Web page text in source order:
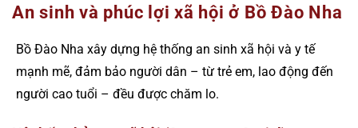
An sinh và phúc lợi xã hội ở Bồ Đào Nha
Bồ Đào Nha xây dựng hệ thống an sinh xã hội và y tế
mạnh mẽ, đảm bảo người dân – từ trẻ em, lao động đến
người cao tuổi – đều được chăm lo.